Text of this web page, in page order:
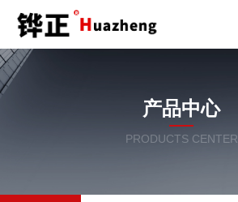
产品中心
PRODUCTS CENTER